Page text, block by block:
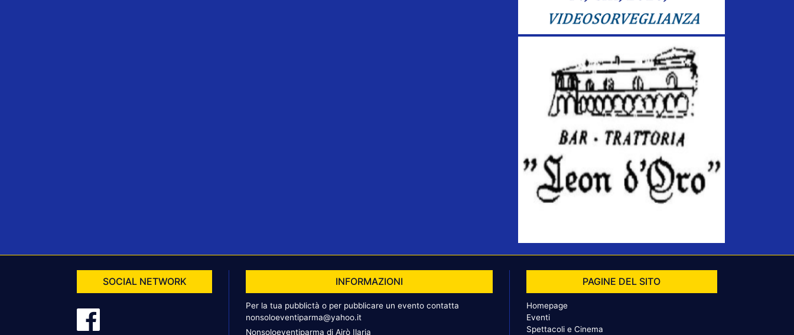
SOCIAL NETWORK INFORMAZIONI
Per la tua pubblictà o per pubblicare un evento contatta
nonsoloeventiparma@yahoo.it
Nonsoloeventiparma di Airò Ilaria
PAGINE DEL SITO
Homepage
Eventi
Spettacoli e Cinema